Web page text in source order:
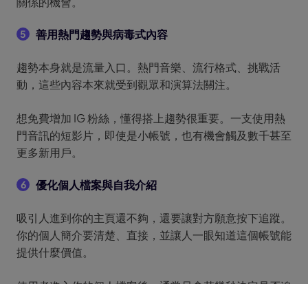
5 善用熱門趨勢與病毒式內容
趨勢本身就是流量入口。熱門音樂、流行格式、挑戰活
動，這些內容本來就受到觀眾和演算法關注。
想免費增加 IG 粉絲，懂得搭上趨勢很重要。一支使用熱
門音訊的短影片，即使是小帳號，也有機會觸及數千甚至
更多新用戶。
6 優化個人檔案與自我介紹
吸引人進到你的主頁還不夠，還要讓對方願意按下追蹤。
你的個人簡介要清楚、直接，並讓人一眼知道這個帳號能
提供什麼價值。